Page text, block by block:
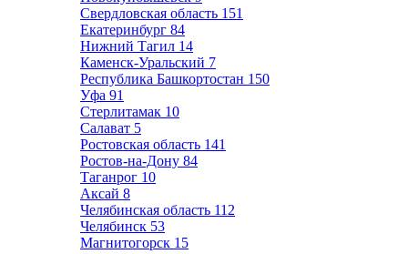
Свердловская область 151
Екатеринбург 84
Нижний Тагил 14
Каменск-Уральский 7
Республика Башкортостан 150
Уфа 91
Стерлитамак 10
Салават 5
Ростовская область 141
Ростов-на-Дону 84
Таганрог 10
Аксай 8
Челябинская область 112
Челябинск 53
Магнитогорск 15